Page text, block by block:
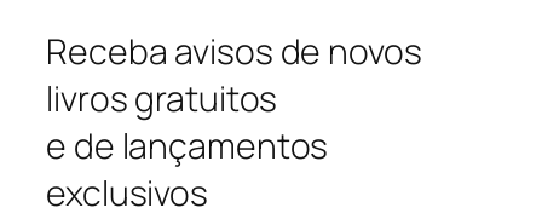
Receba avisos de novos
livros gratuitos
e de lançamentos
exclusivos